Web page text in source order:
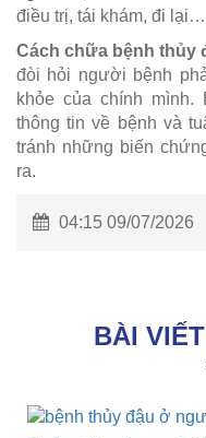
điều trị, tái khám, đi lại…
Cách chữa bệnh thủy
đòi hỏi người bệnh
khỏe của chính mình.
thông tin về bệnh và
tránh những biến
ra.
04:15 09/07/2026
BÀI